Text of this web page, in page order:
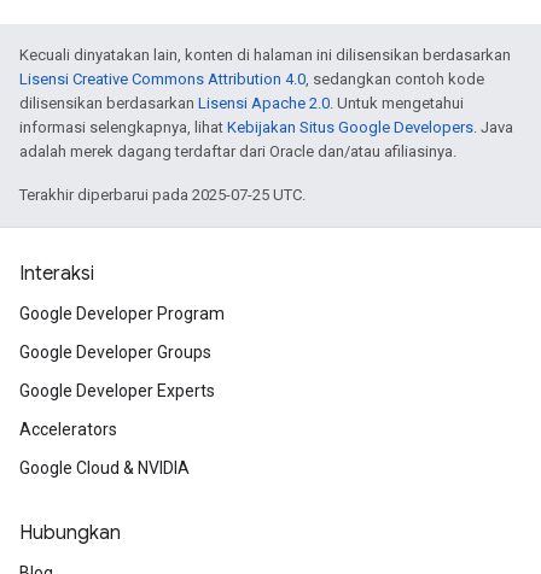
Kecuali dinyatakan lain, konten di halaman ini dilisensikan berdasarkan
Lisensi Creative Commons Attribution 4.0, sedangkan contoh kode
dilisensikan berdasarkan Lisensi Apache 2.0. Untuk mengetahui
informasi selengkapnya, lihat Kebijakan Situs Google Developers. Java
adalah merek dagang terdaftar dari Oracle dan/atau afiliasinya.
Terakhir diperbarui pada 2025-07-25 UTC.
Interaksi
Google Developer Program
Google Developer Groups
Google Developer Experts
Accelerators
Google Cloud & NVIDIA
Hubungkan